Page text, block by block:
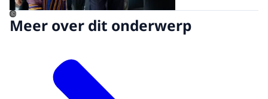
©
Meer over dit onderwerp